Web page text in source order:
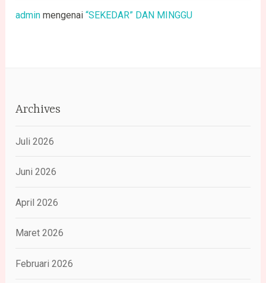
admin mengenai“SEKEDAR” DAN MINGGU
Archives
Juli 2026
Juni 2026
April 2026
Maret 2026
Februari 2026